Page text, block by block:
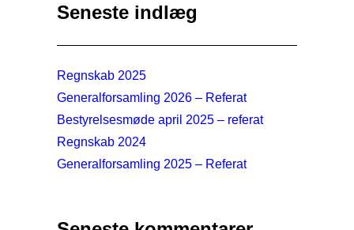
Seneste indlæg
Regnskab 2025
Generalforsamling 2026 – Referat
Bestyrelsesmøde april 2025 – referat
Regnskab 2024
Generalforsamling 2025 – Referat